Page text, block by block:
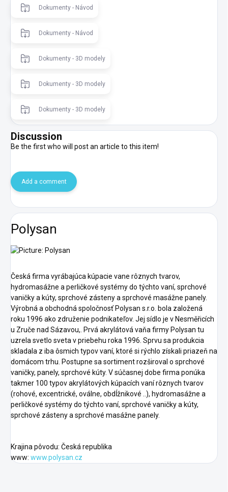
Dokumenty - Návod
Dokumenty - Návod
Dokumenty - 3D modely
Dokumenty - 3D modely
Dokumenty - 3D modely
Discussion
Be the first who will post an article to this item!
Add a comment
Polysan
Česká firma vyrábajúca kúpacie vane rôznych tvarov,
hydromasážne a perličkové systémy do týchto vaní, sprchové
vaničky a kúty, sprchové zásteny a sprchové masážne panely.
Výrobná a obchodná spoločnosť Polysan s.r.o. bola založená
roku 1996 ako združenie podnikateľov. Jej sídlo je v Nesměřicích
u Zruče nad Sázavou,. Prvá akrylátová vaňa firmy Polysan tu
uzrela svetlo sveta v priebehu roka 1996. Sprvu sa produkcia
skladala z iba ôsmich typov vaní, ktoré si rýchlo získali priazeň na
domácom trhu. Postupne sa sortiment rozširoval o sprchové
vaničky, panely, sprchové kúty. V súčasnej dobe firma ponúka
takmer 100 typov akrylátových kúpacích vaní rôznych tvarov
(rohové, excentrické, oválne, obdĺžnikové ..), hydromasážne a
perličkové systémy do týchto vaní, sprchové vaničky a kúty,
sprchové zásteny a sprchové masážne panely.
Krajina pôvodu: Česká republika
www: www.polysan.cz